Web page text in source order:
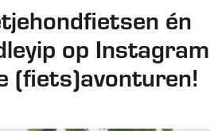
én
op Instagram
(fiets)avonturen!